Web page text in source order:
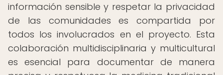
información sensible y respetar la privacidad
de las comunidades es compartida por
todos los involucrados en el proyecto. Esta
colaboración multidisciplinaria y multicultural
es esencial para documentar de manera